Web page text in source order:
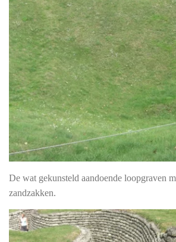
De wat gekunsteld aandoende loopgraven
zandzakken.